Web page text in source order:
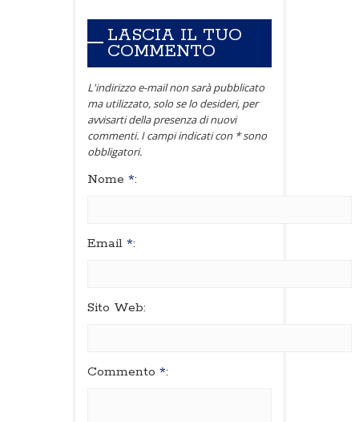
LASCIA IL TUO
COMMENTO
L'indirizzo e-mail non sarà pubblicato
ma utilizzato, solo se lo desideri, per
avvisarti della presenza di nuovi
commenti. I campi indicati con * sono
obbligatori.
Nome *:
Email *:
Sito Web:
Commento *: